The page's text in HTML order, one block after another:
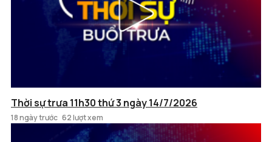
Thời sự trưa 11h30 thứ 3 ngày 14/7/2026
18 ngày trước 62 lượt xem